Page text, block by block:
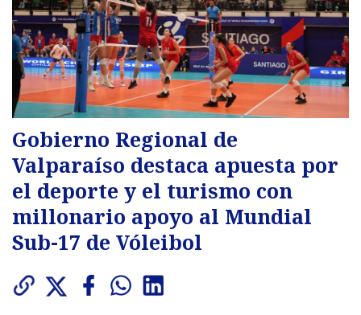
Gobierno Regional de
Valparaíso destaca apuesta por
el deporte y el turismo con
millonario apoyo al Mundial
Sub-17 de Vóleibol